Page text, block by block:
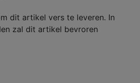
dit artikel vers te leveren. In
zal dit artikel bevroren